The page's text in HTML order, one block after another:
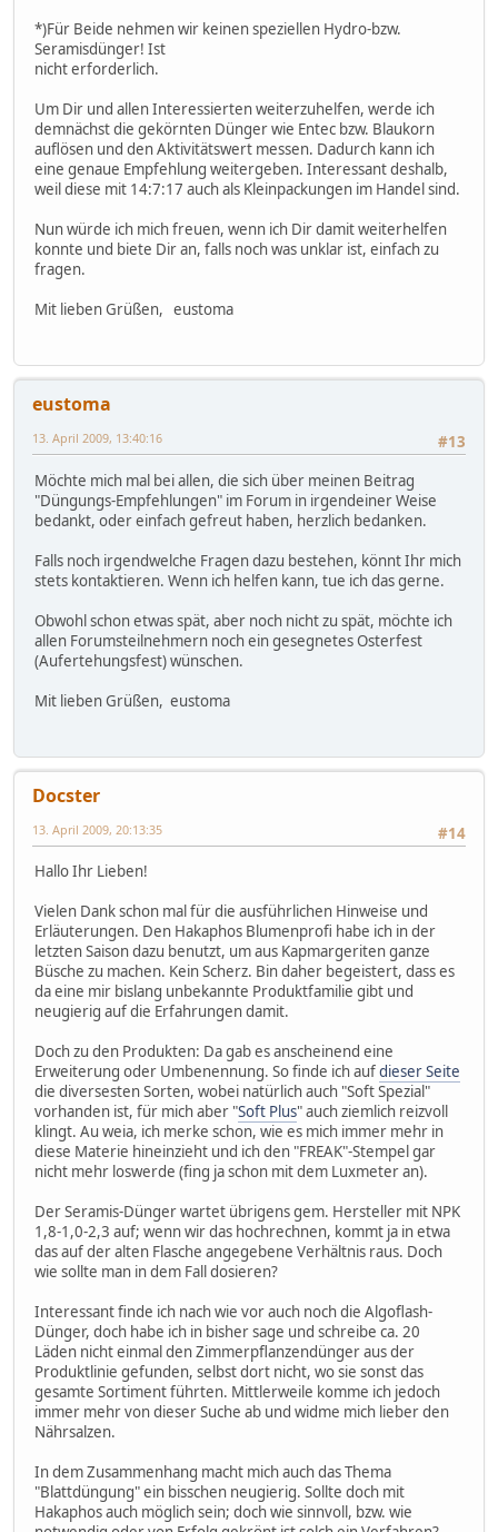
*)Für Beide nehmen wir keinen speziellen Hydro-bzw.
Seramisdünger! Ist
nicht erforderlich.
Um Dir und allen Interessierten weiterzuhelfen, werde ich
demnächst die gekörnten Dünger wie Entec bzw. Blaukorn
auflösen und den Aktivitätswert messen. Dadurch kann ich
eine genaue Empfehlung weitergeben. Interessant deshalb,
weil diese mit 14:7:17 auch als Kleinpackungen im Handel sind.
Nun würde ich mich freuen, wenn ich Dir damit weiterhelfen
konnte und biete Dir an, falls noch was unklar ist, einfach zu
fragen.
Mit lieben Grüßen, eustoma
eustoma
#13
13. April 2009, 13:40:16
Möchte mich mal bei allen, die sich über meinen Beitrag
"Düngungs-Empfehlungen" im Forum in irgendeiner Weise
bedankt, oder einfach gefreut haben, herzlich bedanken.
Falls noch irgendwelche Fragen dazu bestehen, könnt Ihr mich
stets kontaktieren. Wenn ich helfen kann, tue ich das gerne.
Obwohl schon etwas spät, aber noch nicht zu spät, möchte ich
allen Forumsteilnehmern noch ein gesegnetes Osterfest
(Aufertehungsfest) wünschen.
Mit lieben Grüßen, eustoma
Docster
#14
13. April 2009, 20:13:35
Hallo Ihr Lieben!
Vielen Dank schon mal für die ausführlichen Hinweise und
Erläuterungen. Den Hakaphos Blumenprofi habe ich in der
letzten Saison dazu benutzt, um aus Kapmargeriten ganze
Büsche zu machen. Kein Scherz. Bin daher begeistert, dass es
da eine mir bislang unbekannte Produktfamilie gibt und
neugierig auf die Erfahrungen damit.
Doch zu den Produkten: Da gab es anscheinend eine
Erweiterung oder Umbenennung. So finde ich aufdieser Seite
die diversesten Sorten, wobei natürlich auch "Soft Spezial"
vorhanden ist, für mich aber "Soft Plus" auch ziemlich reizvoll
klingt. Au weia, ich merke schon, wie es mich immer mehr in
diese Materie hineinzieht und ich den "FREAK"-Stempel gar
nicht mehr loswerde (fing ja schon mit dem Luxmeter an).
Der Seramis-Dünger wartet übrigens gem. Hersteller mit NPK
1,8-1,0-2,3 auf; wenn wir das hochrechnen, kommt ja in etwa
das auf der alten Flasche angegebene Verhältnis raus. Doch
wie sollte man in dem Fall dosieren?
Interessant finde ich nach wie vor auch noch die Algoflash-
Dünger, doch habe ich in bisher sage und schreibe ca. 20
Läden nicht einmal den Zimmerpflanzendünger aus der
Produktlinie gefunden, selbst dort nicht, wo sie sonst das
gesamte Sortiment führten. Mittlerweile komme ich jedoch
immer mehr von dieser Suche ab und widme mich lieber den
Nährsalzen.
In dem Zusammenhang macht mich auch das Thema
"Blattdüngung" ein bisschen neugierig. Sollte doch mit
Hakaphos auch möglich sein; doch wie sinnvoll, bzw. wie